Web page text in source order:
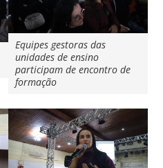
Equipes gestoras das
unidades de ensino
participam de encontro de
formação